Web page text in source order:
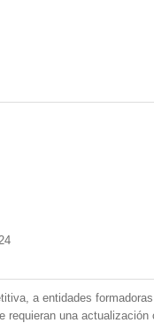
a entidades
una